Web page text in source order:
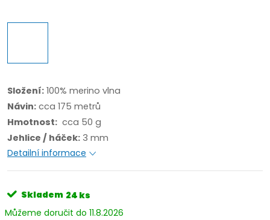
Složení: 100% merino vlna
Návin: cca 175 metrů
Hmotnost: cca 50 g
Jehlice / háček: 3 mm
Detailní informace
Skladem 24 ks
11.8.2026